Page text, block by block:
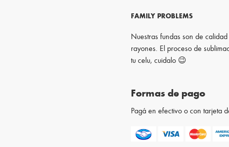
FAMILY PROBLEMS
Nuestras fundas son de
rayones. El proceso de
tu celu, cuidalo 😉
Formas de pago
Pagá en efectivo o con tarjeta